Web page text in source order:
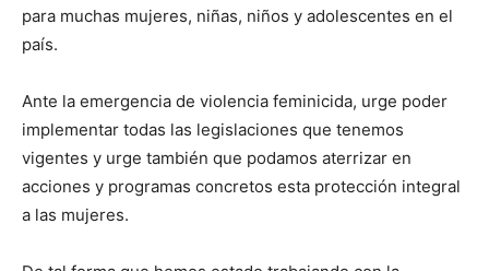
para muchas mujeres, niñas, niños y adolescentes en el
país.
Ante la emergencia de violencia feminicida, urge poder
implementar todas las legislaciones que tenemos
vigentes y urge también que podamos aterrizar en
acciones y programas concretos esta protección integral
a las mujeres.